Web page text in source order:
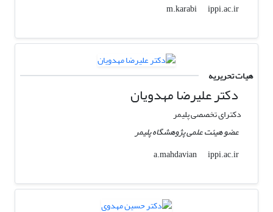
m.karabi
ippi.ac.ir
هیات تحریریه
دکتر علیرضا مهدویان
دکترای تخصصی پلیمر
عضو هیئت علمی پژوهشگاه پلیمر
a.mahdavian
ippi.ac.ir